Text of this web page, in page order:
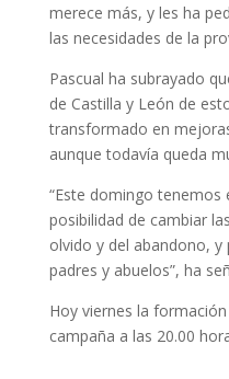
merece más, y les ha
las necesidades de la
Pascual ha subrayado
de Castilla y León de
transformado en
aunque todavía queda
“Este domingo tenemos
posibilidad de cambiar
olvido y del abandono,
padres y abuelos”, ha
Hoy viernes la
campaña a las 20.00